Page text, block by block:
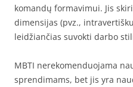
komandų formavimui. Jis
dimensijas (pvz.,
leidžiančias suvokti darbo
MBTI nerekomenduojama
sprendimams, bet jis yra